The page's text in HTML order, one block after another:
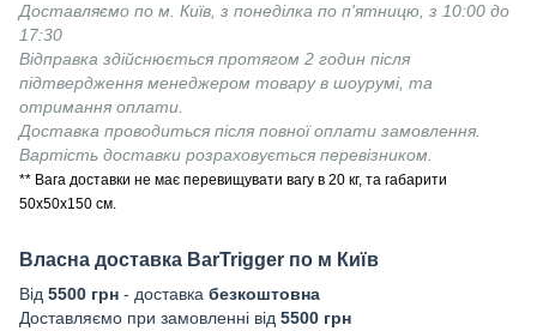
Доставляємо по м. Київ, з понеділка по п'ятницю, з 10:00 до
17:30
Відправка здійснюється протягом 2 годин після
підтвердження менеджером товару в шоурумі, та
отримання оплати.
Доставка проводиться після повної оплати замовлення.
Вартість доставки розраховується перевізником.
** Вага доставки не має перевищувати вагу в 20 кг, та габарити
50х50х150 см.
Власна доставка BarTrigger по м Київ
Від 5500 грн - доставка безкоштовна
Доставляємо при замовленні від 5500 грн